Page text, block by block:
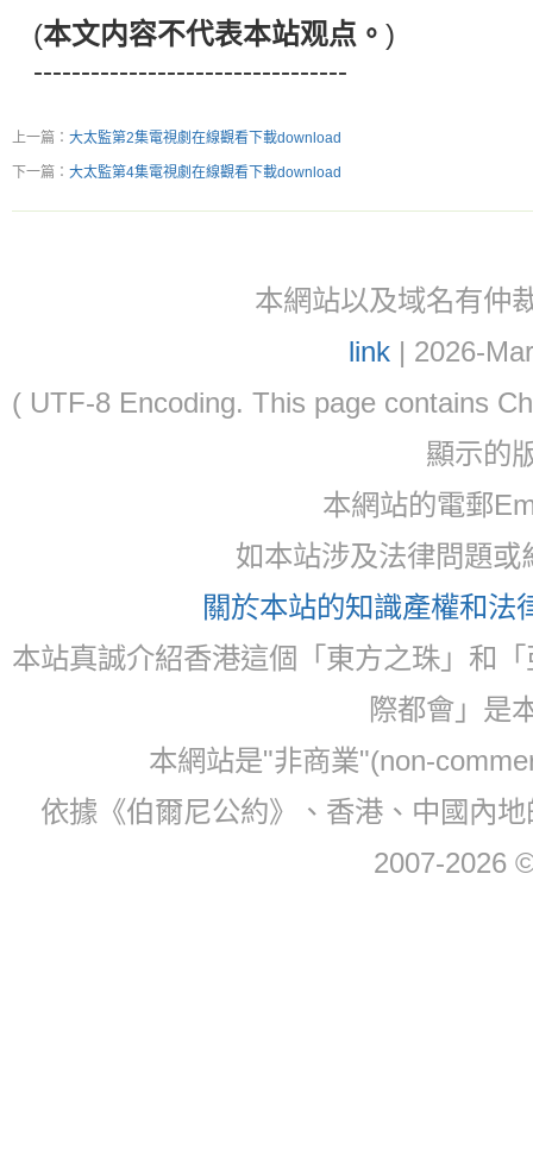
(本文内容不代表本站观点。 )
---------------------------------
上一篇： 大太監第2集電視劇在線觀看下載download
下一篇： 大太監第4集電視劇在線觀看下載download
本網站以及域名有仲
link| 2026-
( UTF-8 Encoding. This page contains
顯示的
本網站的電郵
如本站涉及法律問題
關於本站的知識產權和法
本站真誠介紹香港這個「東方之珠」和
際都會」是
本網站是"非商業"(non-
依據《伯爾尼公約》、香港、中國內
2007-2026